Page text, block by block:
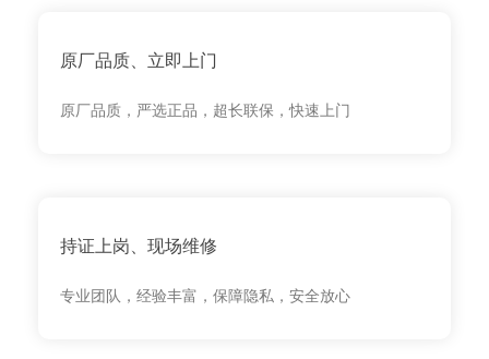
原厂品质、立即上门
原厂品质，严选正品，超长联保，快速上门
持证上岗、现场维修
专业团队，经验丰富，保障隐私，安全放心